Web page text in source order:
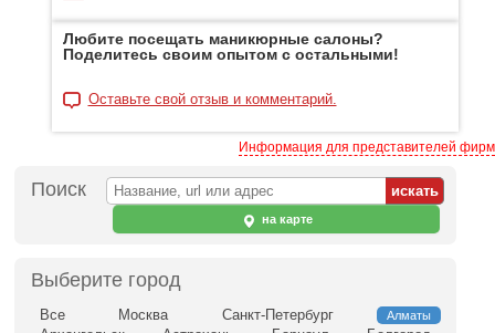
Любите посещать маникюрные салоны?
Поделитесь своим опытом с остальными!
Оставьте свой отзыв и комментарий.
Информация для представителей фирм
Поиск
на карте
Выберите город
Все Москва Санкт-Петербург Алматы